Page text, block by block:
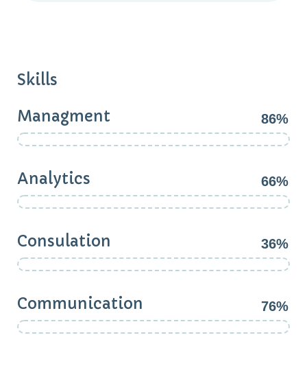
Skills
Managment
86%
Analytics 66%
Consulation 36%
Communication 76%